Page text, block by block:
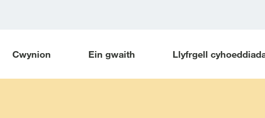
Cwynion Ein gwaith Llyfrgell